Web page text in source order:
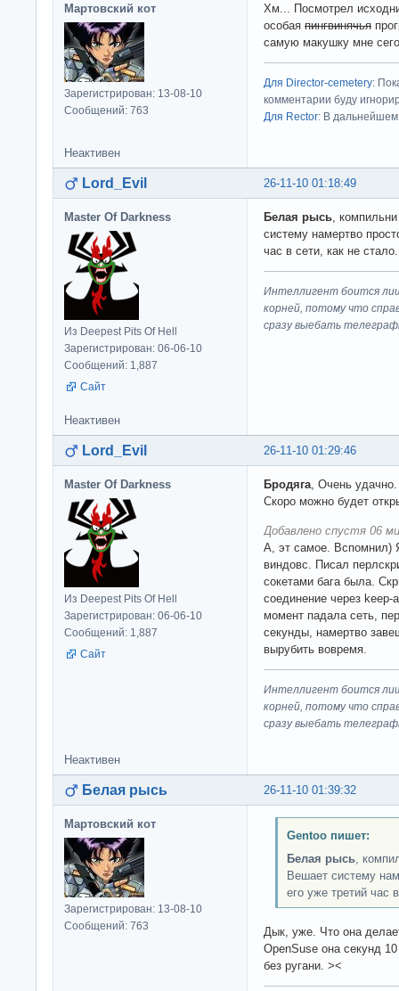
Мартовский кот
Зарегистрирован: 13-08-10
Сообщений: 763
Хм... Посмотрел
особая пингвинячья
самую макушку мне
Для Director-cemetery:
комментарии буду
Для Rector: В дальнейшем
Неактивен
26-11-10 01:18:49
Lord_Evil
Master Of Darkness
Из Deepest Pits Of Hell
Зарегистрирован: 06-06-10
Сообщений: 1,887
Сайт
Белая рысь ,
систему намертво
час в сети, как не стало.
Интеллигент боится
корней, потому что
сразу выeбaть
Неактивен
26-11-10 01:29:46
Lord_Evil
Master Of Darkness
Из Deepest Pits Of Hell
Зарегистрирован: 06-06-10
Сообщений: 1,887
Сайт
Бродяга , Очень
Скоро можно будет
Добавлено спустя 06
А, эт самое. Вспомнил)
виндовс. Писал
сокетами бага была.
соединение через keep-
момент падала сеть,
секунды, намертво
вырубить вовремя.
Интеллигент боится
корней, потому что
сразу выeбaть
Неактивен
26-11-10 01:39:32
Белая рысь
Мартовский кот
Зарегистрирован: 13-08-10
Сообщений: 763
Gentoo пишет:
Белая рысь,
Вешает систему
его уже третий час
Дык, уже. Что она
OpenSuse она секунд
без ругани. ><